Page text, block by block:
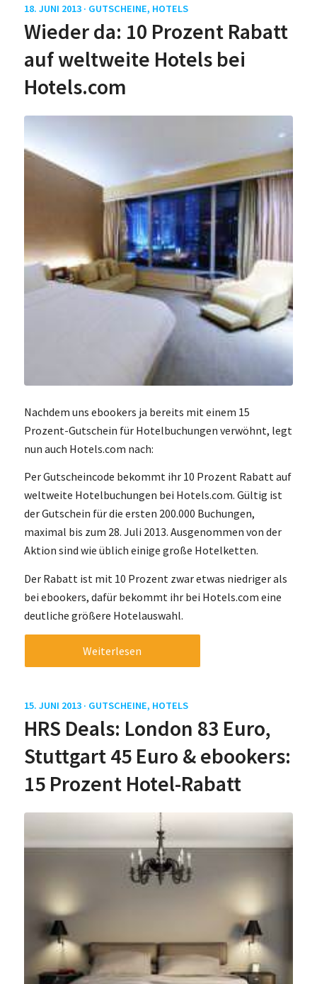
18. JUNI 2013 · GUTSCHEINE, HOTELS
Wieder da: 10 Prozent Rabatt
auf weltweite Hotels bei
Hotels.com
Nachdem uns ebookers ja bereits mit einem 15
Prozent-Gutschein für Hotelbuchungen verwöhnt, legt
nun auch Hotels.com nach:
Per Gutscheincode bekommt ihr 10 Prozent Rabatt auf
weltweite Hotelbuchungen bei Hotels.com. Gültig ist
der Gutschein für die ersten 200.000 Buchungen,
maximal bis zum 28. Juli 2013. Ausgenommen von der
Aktion sind wie üblich einige große Hotelketten.
Der Rabatt ist mit 10 Prozent zwar etwas niedriger als
bei ebookers, dafür bekommt ihr bei Hotels.com eine
deutliche größere Hotelauswahl.
Weiterlesen
15. JUNI 2013 · GUTSCHEINE, HOTELS
HRS Deals: London 83 Euro,
Stuttgart 45 Euro & ebookers:
15 Prozent Hotel-Rabatt